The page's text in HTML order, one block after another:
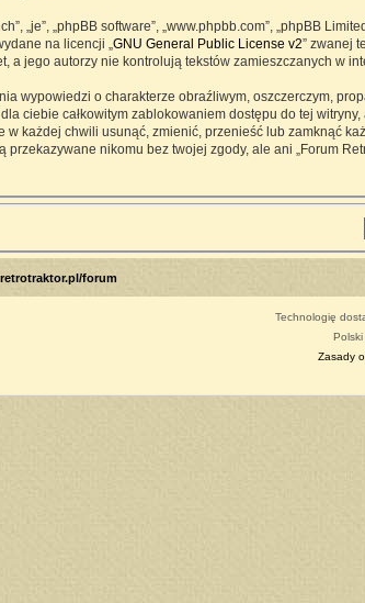
„je”, „phpBB software”, „www.phpbb.com”, „phpBB
na licencji „ GNU General Public License v2” zwanej
a jego autorzy nie kontrolują tekstów zamieszczanych w
wypowiedzi o charakterze obraźliwym, oszczerczym,
ciebie całkowitym zablokowaniem dostępu do tej
w każdej chwili usunąć, zmienić, przenieść lub zamknąć
przekazywane nikomu bez twojej zgody, ale ani „Forum
retrotraktor.pl/forum
Technologię
Zasady